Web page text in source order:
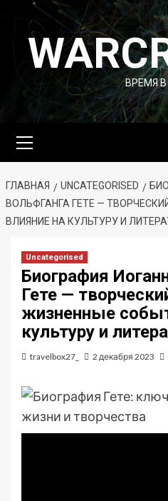
Перейти
содержимому
ВРЕМЯ
меню
ГЛАВНАЯ UNCATEGORISED
ВОЛЬФГАНГА ГЕТЕ —
ВЛИЯНИЕ НА КУЛЬТУРУ И
Uncategorised
Биография
Гете —
жизненные
культуру и
travelbox27_ 2 декабря 2023